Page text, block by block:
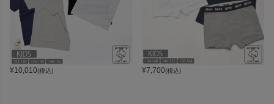
¥10,010(税込) ¥7,700(税込)